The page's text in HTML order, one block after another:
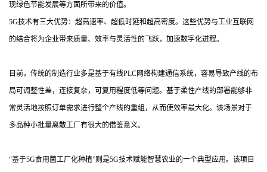
现绿色节能发展等方面所带来的价值。
5G技术有三大优势：超高速率、超低时延和超高密度。这些优势与工业互联网
的结合将为企业带来质量、效率与灵活性的飞跃，加速数字化进程。
目前，传统的制造行业多是基于有线PLC网络构建通信系统，容易导致产线的布
局可调整性差，连接复杂，可复用程度低等问题。基于柔性产线的部署能够非
常灵活地按照订单需求进行整个产线的重组，从而使效率最大化。该场景对于
多品种小批量离散工厂有很大的借鉴意义。
“基于5G食用菌工厂化种植”则是5G技术赋能智慧农业的一个典型应用。该项目